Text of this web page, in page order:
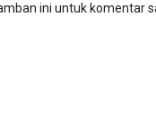
ini untuk komentar